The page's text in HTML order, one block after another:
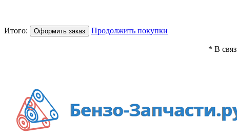
Итого: Оформить заказ Продолжить покупки
* В